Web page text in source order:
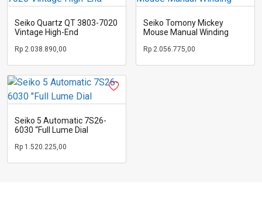
Seiko Quartz QT 3803-7020
Vintage High-End
Rp 2.038.890,00
Seiko Tomony Mickey
Mouse Manual Winding
Rp 2.056.775,00
Seiko 5 Automatic 7S26-
6030 “Full Lume Dial
Rp 1.520.225,00